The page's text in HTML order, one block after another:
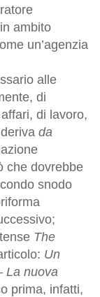
ambito
un’agenzia
alle
di
di lavoro,
da
che dovrebbe
snodo
The
Un
La nuova
prima, infatti,